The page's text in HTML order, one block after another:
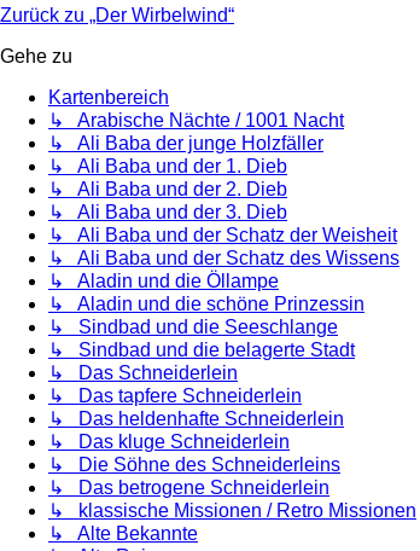
Zurück zu „Der Wirbelwind“
Gehe zu
Kartenbereich
↳ Arabische Nächte / 1001 Nacht
↳ Ali Baba der junge Holzfäller
↳ Ali Baba und der 1. Dieb
↳ Ali Baba und der 2. Dieb
↳ Ali Baba und der 3. Dieb
↳ Ali Baba und der Schatz der Weisheit
↳ Ali Baba und der Schatz des Wissens
↳ Aladin und die Öllampe
↳ Aladin und die schöne Prinzessin
↳ Sindbad und die Seeschlange
↳ Sindbad und die belagerte Stadt
↳ Das Schneiderlein
↳ Das tapfere Schneiderlein
↳ Das heldenhafte Schneiderlein
↳ Das kluge Schneiderlein
↳ Die Söhne des Schneiderleins
↳ Das betrogene Schneiderlein
↳ klassische Missionen / Retro Missionen
↳ Alte Bekannte